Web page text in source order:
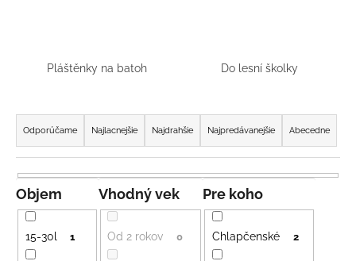
Pláštěnky na batoh Do lesní školky
R
a
d
e
n
i
e
p
Odporúčame Najlacnejšie Najdrahšie Najpredávanejšie Abecedne
Objem
15-30l 1
Pre koho
Chlapčenské 2
Vhodný vek
Od 2 rokov 0
O
d
p
o